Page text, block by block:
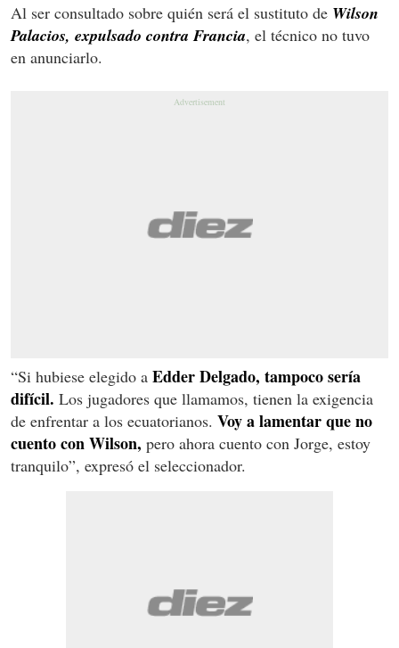
Al ser consultado sobre quién será el sustituto de Wilson
Palacios, expulsado contra Francia, el técnico no tuvo
en anunciarlo.
“Si hubiese elegido a Edder Delgado, tampoco sería
difícil. Los jugadores que llamamos, tienen la exigencia
de enfrentar a los ecuatorianos. Voy a lamentar que no
cuento con Wilson, pero ahora cuento con Jorge, estoy
tranquilo”, expresó el seleccionador.